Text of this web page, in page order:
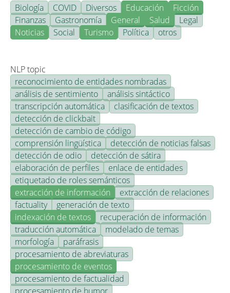
Biología
COVID Diversos Educación
Ficción
Finanzas
Gastronomía General Salud
Legal
Noticias
Social Turismo Política otros
NLP topic
reconocimiento de entidades nombradas
análisis de sentimiento
análisis sintáctico
transcripción automática
clasificación de textos
detección de clickbait
detección de cambio de código
comprensión lingüística
detección de noticias falsas
detección de odio
detección de sátira
elaboración de perfiles
enlace de entidades
etiquetado de roles semánticos
extracción de información
extracción de relaciones
factuality
generación de texto
indexación de textos
recuperación de información
traducción automática
modelado de temas
morfología
paráfrasis
procesamiento de abreviaturas
procesamiento de eventos
procesamiento de factualidad